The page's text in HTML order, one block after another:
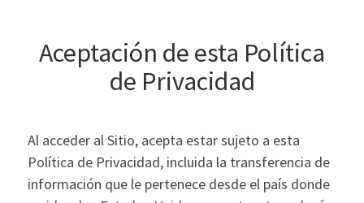
Aceptación de esta Política
de Privacidad
Al acceder al Sitio, acepta estar sujeto a esta
Política de Privacidad, incluida la transferencia de
información que le pertenece desde el país donde